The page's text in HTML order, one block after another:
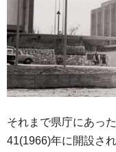
それまで県庁にあっ
41(1966)年に開設さ